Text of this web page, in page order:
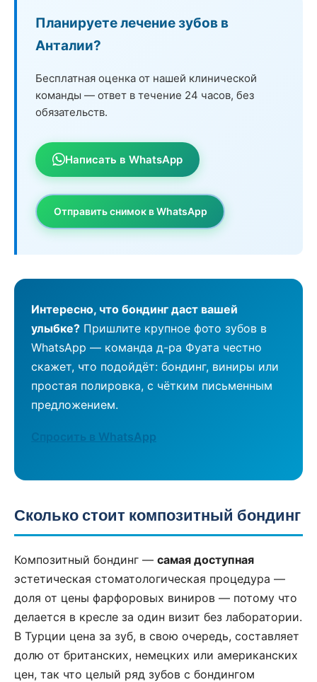
Планируете лечение зубов в
Анталии?
Бесплатная оценка от нашей клинической
команды — ответ в течение 24 часов, без
обязательств.
Написать в WhatsApp
Отправить снимок в WhatsApp
Интересно, что бондинг даст вашей
улыбке? Пришлите крупное фото зубов в
WhatsApp — команда д-ра Фуата честно
скажет, что подойдёт: бондинг, виниры или
простая полировка, с чётким письменным
предложением.
Спросить в WhatsApp
Сколько стоит композитный бондинг
Композитный бондинг — самая доступная
эстетическая стоматологическая процедура —
доля от цены фарфоровых виниров — потому что
делается в кресле за один визит без лаборатории.
В Турции цена за зуб, в свою очередь, составляет
долю от британских, немецких или американских
цен, так что целый ряд зубов с бондингом